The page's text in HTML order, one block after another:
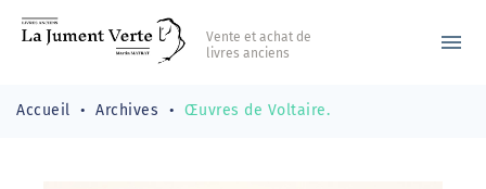
Vente et achat de
livres anciens
menu
Accueil Archives Œuvres de Voltaire.